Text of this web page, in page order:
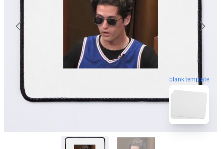
blank template